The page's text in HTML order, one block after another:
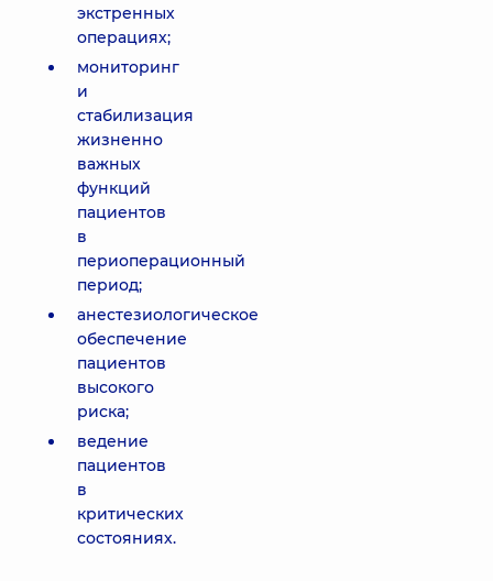
экстренных
операциях;
мониторинг
и
стабилизация
жизненно
важных
функций
пациентов
в
периоперационный
период;
анестезиологическое
обеспечение
пациентов
высокого
риска;
ведение
пациентов
в
критических
состояниях.